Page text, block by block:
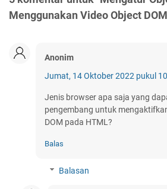
Menggunakan Video Object
Anonim
Jumat, 14 Oktober 2022 pukul
Jenis browser apa saja yang
pengembang untuk
DOM pada HTML?
Balas
Balasan